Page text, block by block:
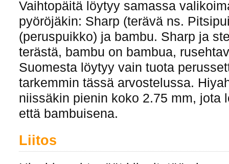
Vaihtopäitä löytyy samassa
pyöröjäkin: Sharp (terävä ns.
(peruspuikko) ja bambu. Sharp ja
terästä, bambu on bambua,
Suomesta löytyy vain tuota
tarkemmin tässä arvostelussa.
niissäkin pienin koko 2.75 mm, jota
että bambuisena.
Liitos